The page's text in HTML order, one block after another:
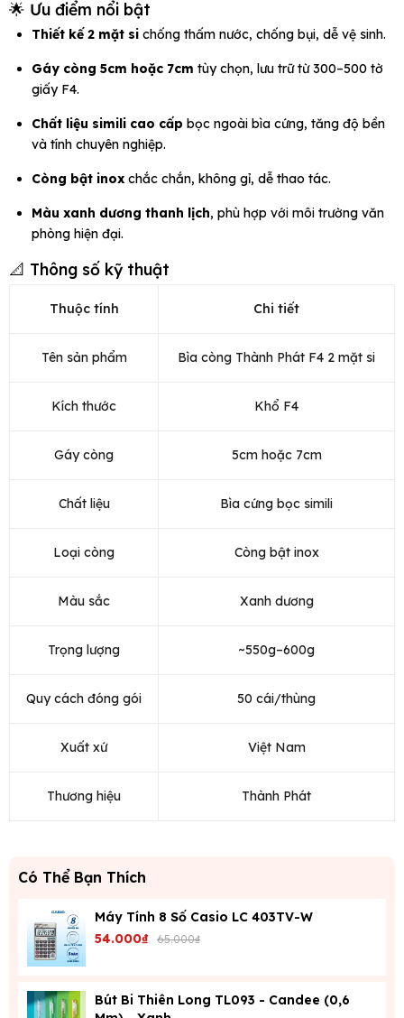
🌟 Ưu điểm nổi bật
Thiết kế 2 mặt si chống thấm nước, chống bụi, dễ vệ sinh.
Gáy còng 5cm hoặc 7cm tùy chọn, lưu trữ từ 300–500 tờ
giấy F4.
Chất liệu simili cao cấp bọc ngoài bìa cứng, tăng độ bền
và tính chuyên nghiệp.
Còng bật inox chắc chắn, không gỉ, dễ thao tác.
Màu xanh dương thanh lịch, phù hợp với môi trường văn
phòng hiện đại.
📐 Thông số kỹ thuật
Thuộc tính Chi tiết
Tên sản phẩm Bìa còng Thành Phát F4 2 mặt si
Kích thước Khổ F4
Gáy còng 5cm hoặc 7cm
Chất liệu Bìa cứng bọc simili
Loại còng Còng bật inox
Màu sắc Xanh dương
Trọng lượng ~550g–600g
Quy cách đóng gói 50 cái/thùng
Xuất xứ Việt Nam
Thương hiệu Thành Phát
Có Thể Bạn Thích
Máy Tính 8 Số Casio LC 403TV-W
54.000₫ 65.000₫
Bút Bi Thiên Long TL093 - Candee (0,6